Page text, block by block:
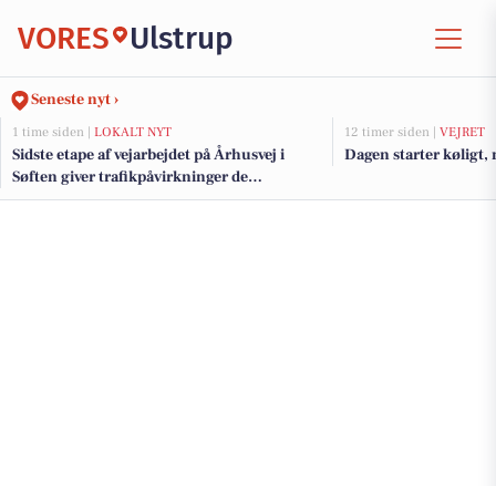
VORES Ulstrup
Seneste nyt ›
1 time siden | LOKALT NYT
Sidste etape af vejarbejdet på Århusvej i
Søften giver trafikpåvirkninger de
kommende uger
12 timer siden | VEJRET
Dagen starter køligt,